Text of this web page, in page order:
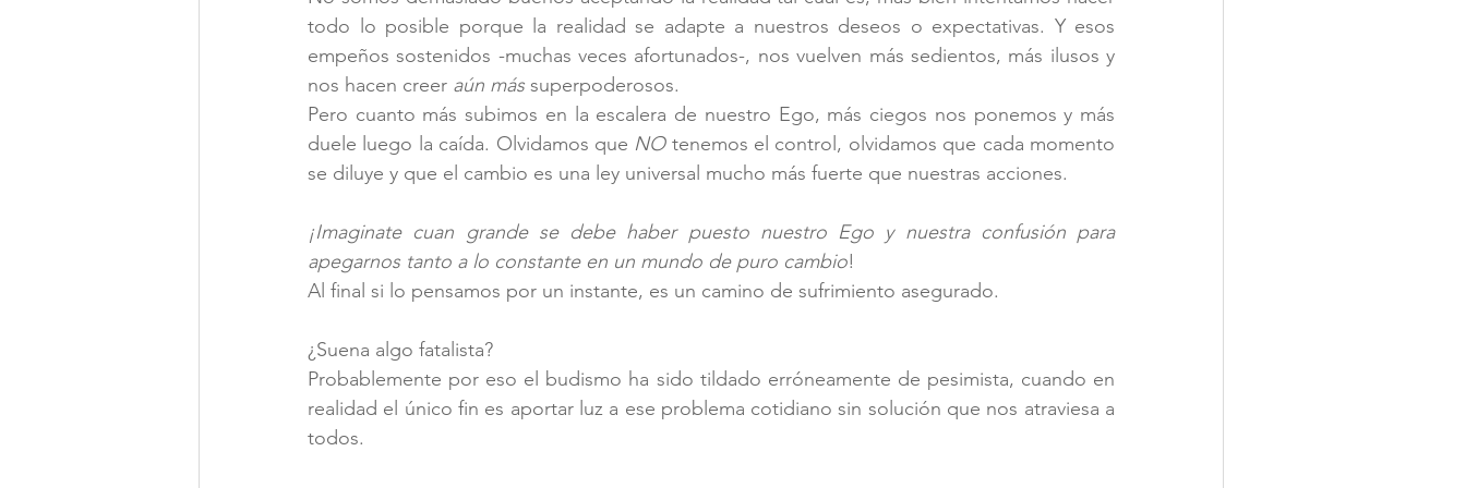
todo lo posible porque la realidad se adapte a nuestros deseos o expectativas. Y esos
empeños sostenidos -muchas veces afortunados-, nos vuelven más sedientos, más ilusos y
nos hacen creer aún más superpoderosos.
Pero cuanto más subimos en la escalera de nuestro Ego, más ciegos nos ponemos y más
duele luego la caída. Olvidamos que NO tenemos el control, olvidamos que cada momento
se diluye y que el cambio es una ley universal mucho más fuerte que nuestras acciones.
¡Imaginate cuan grande se debe haber puesto nuestro Ego y nuestra confusión para
apegarnos tanto a lo constante en un mundo de puro cambio!
Al final si lo pensamos por un instante, es un camino de sufrimiento asegurado.
¿Suena algo fatalista?
Probablemente por eso el budismo ha sido tildado erróneamente de pesimista, cuando en
realidad el único fin es aportar luz a ese problema cotidiano sin solución que nos atraviesa a
todos.